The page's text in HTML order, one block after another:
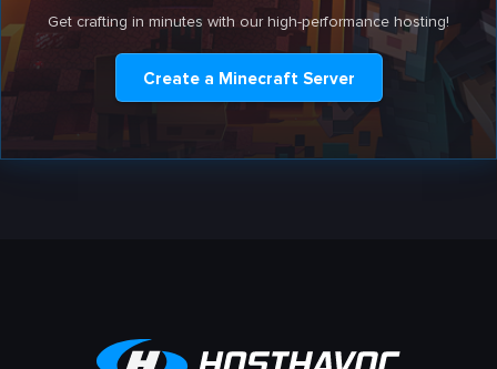
Get crafting in minutes with our high-performance hosting!
Create a Minecraft Server